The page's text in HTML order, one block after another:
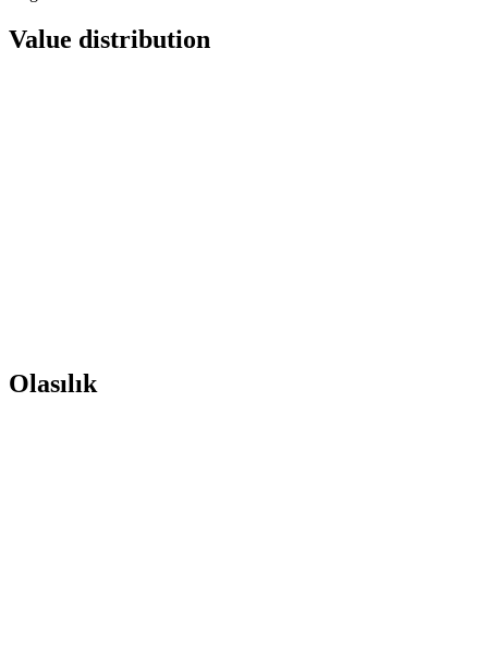
Value distribution
Olasılık